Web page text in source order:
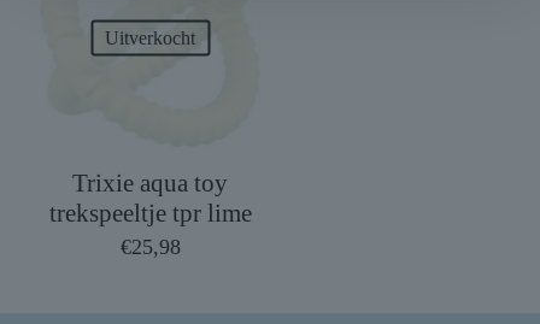
Uitverkocht
Trixie aqua toy
trekspeeltje tpr lime
€25,98